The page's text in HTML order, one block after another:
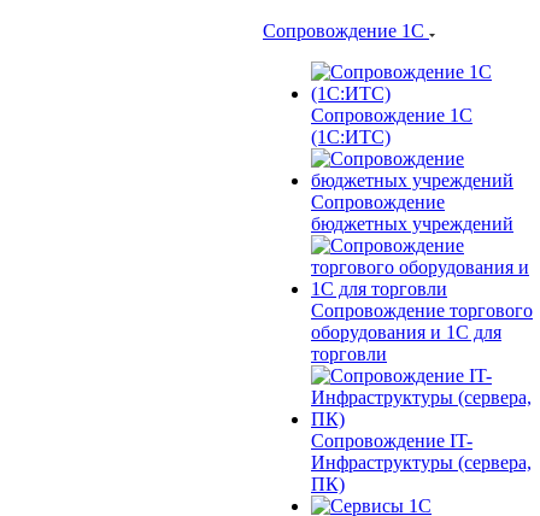
Сопровождение 1С
Сопровождение 1С
(1С:ИТС)
Сопровождение
бюджетных учреждений
Сопровождение торгового
оборудования и 1С для
торговли
Сопровождение IT-
Инфраструктуры (сервера,
ПК)